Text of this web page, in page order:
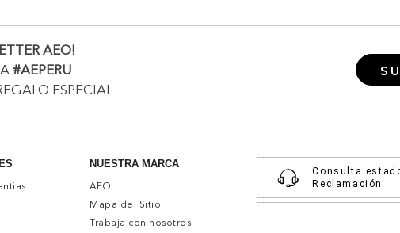
AEO!
#AEPERU
ESPECIAL
NUESTRA MARCA
AEO
Mapa del Sitio
Trabaja con nosotros
Consulta
Reclamación